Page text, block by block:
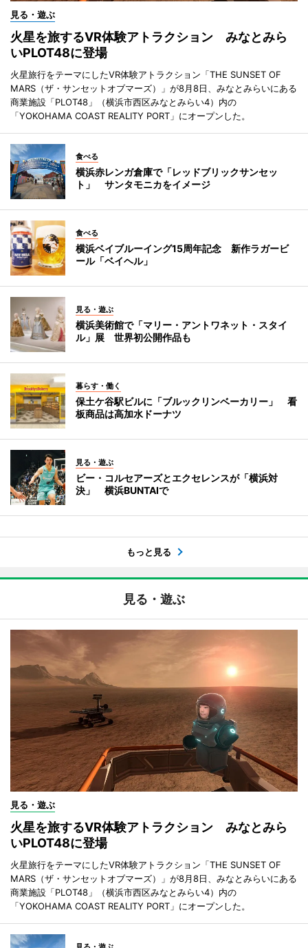
見る・遊ぶ
火星を旅するVR体験アトラクション みなとみら
いPLOT48に登場
火星旅行をテーマにしたVR体験アトラクション「THE SUNSET OF
MARS（ザ・サンセットオブマーズ）」が8月8日、みなとみらいにある
商業施設「PLOT48」（横浜市西区みなとみらい4）内の
「YOKOHAMA COAST REALITY PORT」にオープンした。
食べる
横浜赤レンガ倉庫で「レッドブリックサンセッ
ト」 サンタモニカをイメージ
食べる
横浜ベイブルーイング15周年記念 新作ラガービ
ール「ベイヘル」
見る・遊ぶ
横浜美術館で「マリー・アントワネット・スタイ
ル」展 世界初公開作品も
暮らす・働く
保土ケ谷駅ビルに「ブルックリンベーカリー」 看
板商品は高加水ドーナツ
見る・遊ぶ
ビー・コルセアーズとエクセレンスが「横浜対
決」 横浜BUNTAIで
もっと見る
見る・遊ぶ
見る・遊ぶ
火星を旅するVR体験アトラクション みなとみら
いPLOT48に登場
火星旅行をテーマにしたVR体験アトラクション「THE SUNSET OF
MARS（ザ・サンセットオブマーズ）」が8月8日、みなとみらいにある
商業施設「PLOT48」（横浜市西区みなとみらい4）内の
「YOKOHAMA COAST REALITY PORT」にオープンした。